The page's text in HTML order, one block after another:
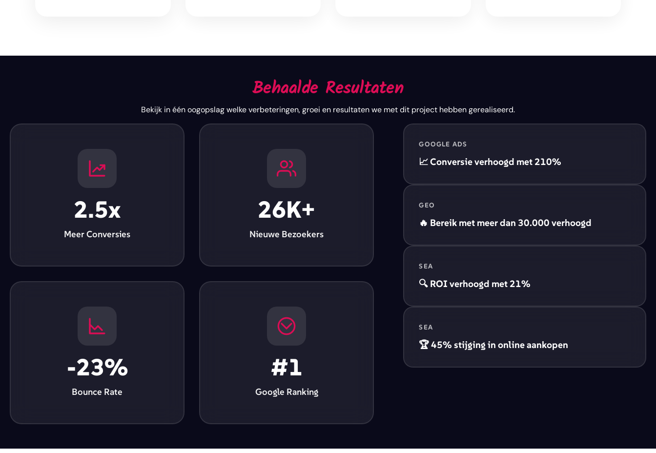
Behaalde Resultaten
Bekijk in één oogopslag welkeverbeteringen,groei en resultatenwe met dit project hebben gerealiseerd.
2.5x
Meer Conversies
26K+
Nieuwe Bezoekers
-23%
Bounce Rate
#1
Google Ranking
GOOGLE ADS
📈 Conversie verhoogd met 210%
GEO
🔥 Bereik met meer dan 30.000 verhoogd
SEA
🔍 ROI verhoogd met 21%
SEA
🏆 45% stijging in online aankopen